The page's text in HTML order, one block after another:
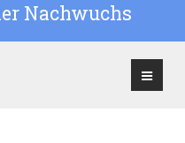
Nachwuchs